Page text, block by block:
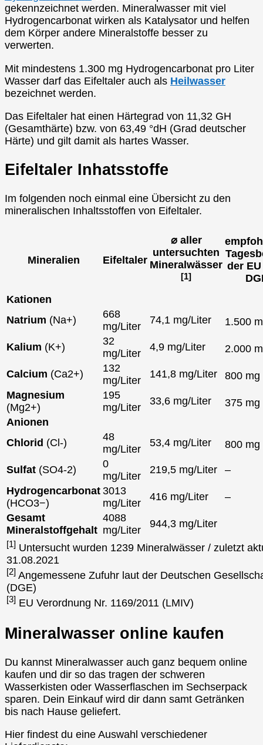
gekennzeichnet werden. Mineralwasser mit viel
Hydrogencarbonat wirken als Katalysator und helfen
dem Körper andere Mineralstoffe besser zu
verwerten.
Mit mindestens 1.300 mg Hydrogencarbonat pro Liter
Wasser darf das Eifeltaler auch als Heilwasser
bezeichnet werden.
Das Eifeltaler hat einen Härtegrad von 11,32 GH
(Gesamthärte) bzw. von 63,49 °dH (Grad deutscher
Härte) und gilt damit als hartes Wasser.
Eifeltaler Inhatsstoffe
Im folgenden noch einmal eine Übersicht zu den
mineralischen Inhaltsstoffen von Eifeltaler.
Mineralien Eifeltaler
⌀ aller
untersuchten
Mineralwässer
[1]
der
Kationen
Natrium (Na+)
668
mg/Liter
74,1 mg/Liter 1.500
Kalium (K+)
32
mg/Liter
4,9 mg/Liter 2.000
Calcium (Ca2+)
132
mg/Liter
141,8 mg/Liter
800 mg
Magnesium
(Mg2+)
195
mg/Liter
33,6 mg/Liter
375 mg
Anionen
Chlorid (Cl-)
48
mg/Liter
53,4 mg/Liter 800 mg
Sulfat (SO4-2)
0
mg/Liter
219,5 mg/Liter
–
Hydrogencarbonat
(HCO3−)
3013
mg/Liter
416 mg/Liter
–
Gesamt
Mineralstoffgehalt
4088
mg/Liter
944,3 mg/Liter
[1] Untersucht wurden 1239 Mineralwässer / zuletzt
31.08.2021
[2] Angemessene Zufuhr laut der Deutschen
(DGE)
[3] EU Verordnung Nr. 1169/2011 (LMIV)
Mineralwasser online kaufen
Du kannst Mineralwasser auch ganz bequem online
kaufen und dir so das tragen der schweren
Wasserkisten oder Wasserflaschen im Sechserpack
sparen. Dein Einkauf wird dir dann samt Getränken
bis nach Hause geliefert.
Hier findest du eine Auswahl verschiedener